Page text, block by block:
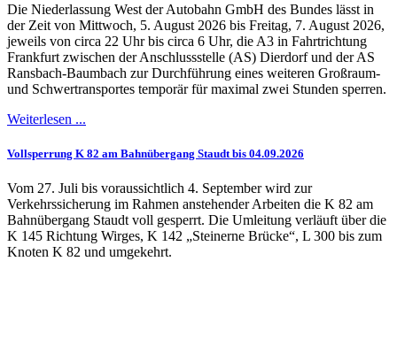
Die Niederlassung West der Autobahn GmbH des Bundes lässt in
der Zeit von Mittwoch, 5. August 2026 bis Freitag, 7. August 2026,
jeweils von circa 22 Uhr bis circa 6 Uhr, die A3 in Fahrtrichtung
Frankfurt zwischen der Anschlussstelle (AS) Dierdorf und der AS
Ransbach-Baumbach zur Durchführung eines weiteren Großraum-
und Schwertransportes temporär für maximal zwei Stunden sperren.
Weiterlesen ...
Vollsperrung K 82 am Bahnübergang Staudt bis 04.09.2026
Vom 27. Juli bis voraussichtlich 4. September wird zur
Verkehrssicherung im Rahmen anstehender Arbeiten die K 82 am
Bahnübergang Staudt voll gesperrt. Die Umleitung verläuft über die
K 145 Richtung Wirges, K 142 „Steinerne Brücke“, L 300 bis zum
Knoten K 82 und umgekehrt.